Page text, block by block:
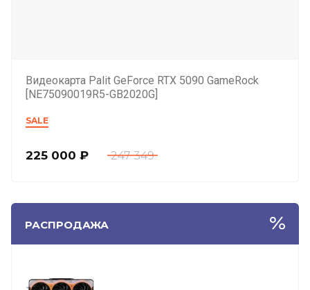
Видеокарта Palit GeForce RTX 5090 GameRock
[NE75090019R5-GB2020G]
SALE
247 349
225 000 ₽
РАСПРОДАЖА